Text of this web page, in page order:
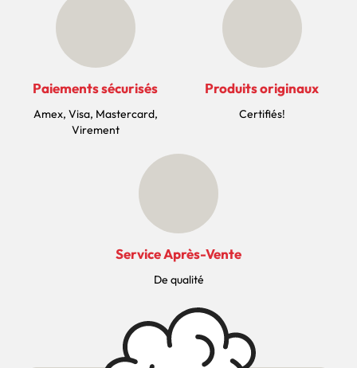
Paiements sécurisés
Amex, Visa, Mastercard,
Virement
Produits originaux
Certifiés!
Service Après-Vente
De qualité